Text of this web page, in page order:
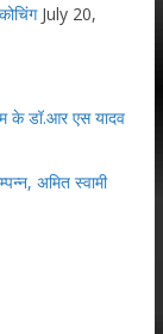
July 20,
के डॉ.आर एस यादव
अमित स्वामी